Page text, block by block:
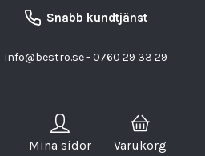
Snabb kundtjänst
info@bestro.se- 0760 29 33 29
Mina sidor Varukorg